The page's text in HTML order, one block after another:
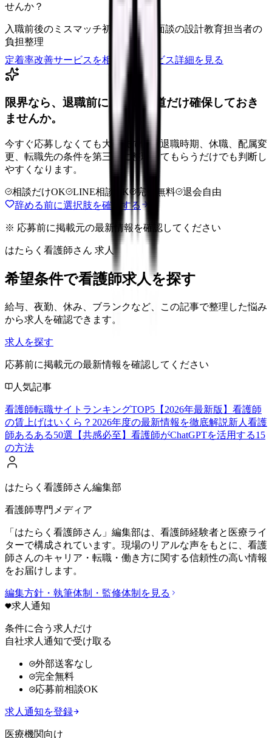
せんか？
入職前後のミスマッチ初月・3ヶ月面談の設計教育担当者の
負担整理
定着率改善サービスを相談
サービス詳細を見る
限界なら、退職前に次の逃げ道だけ確保しておき
ませんか。
今すぐ応募しなくても大丈夫です。退職時期、休職、配属変
更、転職先の条件を第三者に整理してもらうだけでも判断し
やすくなります。
相談だけOK LINE相談OK 完全無料
退会自由
辞める前に選択肢を確認する
※ 応募前に掲載元の最新情報を確認してください
はたらく看護師さん 求人
希望条件で看護師求人を探す
給与、夜勤、休み、ブランクなど、この記事で整理した悩み
から求人を確認できます。
求人を探す
応募前に掲載元の最新情報を確認してください
人気記事
看護師転職サイトランキングTOP5【2026年最新版】 看護師
の賃上げはいくら？2026年度の最新情報を徹底解説新人看護
師あるある50選【共感必至】 看護師がChatGPTを活用する15
の方法
はたらく看護師さん編集部
看護師専門メディア
「はたらく看護師さん」編集部は、看護師経験者と医療ライ
ターで構成されています。現場のリアルな声をもとに、看護
師さんのキャリア・転職・働き方に関する信頼性の高い情報
をお届けします。
編集方針・執筆体制・監修体制を見る
求人通知
条件に合う求人だけ
自社求人通知で受け取る
外部送客なし
完全無料
応募前相談OK
求人通知を登録
医療機関向け